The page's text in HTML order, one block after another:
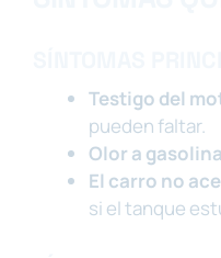
Testigo del
pueden faltar.
Olor a
El carro no
si el tanque